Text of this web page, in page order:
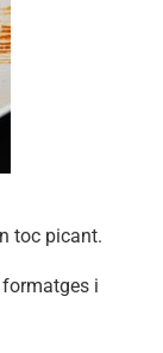
toc picant.
formatges i